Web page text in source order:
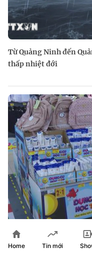
Từ Quảng Ninh đến
thấp nhiệt đới
Thị trường đồ dùng
ngôi", chiếm hơn 80%
Home Tin mới